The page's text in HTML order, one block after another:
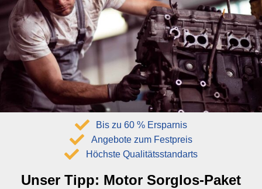
Unser Tipp: Motor Sorglos-Paket
Bis zu 60 % Ersparnis
Angebote zum Festpreis
Höchste Qualitätsstandarts